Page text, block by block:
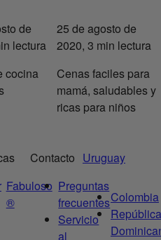
de
lectura
cocina
25 de agosto de
2020, 3 min lectura
Cenas faciles para
mamá, saludables y
ricas para niños
Fabuloso
®
Contacto
Preguntas
frecuentes
Servicio
al
Uruguay
Colombia
República